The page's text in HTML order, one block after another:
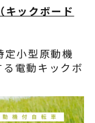
ックボード
定小型原動機
電動キックボ